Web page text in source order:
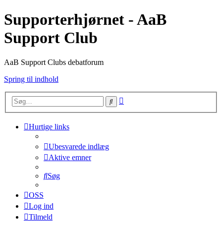
Supporterhjørnet - AaB
Support Club
AaB Support Clubs debatforum
Spring til indhold
Søg
Hurtige links
Ubesvarede indlæg
Aktive emner
Søg
OSS
Log ind
Tilmeld